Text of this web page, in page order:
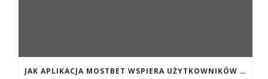
JAK APLIKACJA MOSTBET WSPIERA UŻYTKOWNIKÓW ANDROIDA?